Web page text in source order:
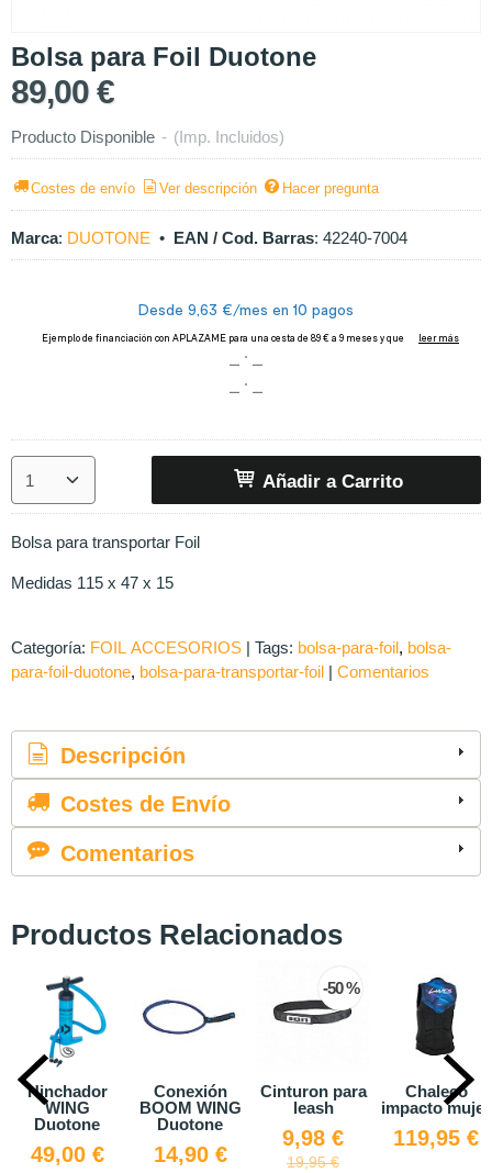
Bolsa para Foil Duotone
89,00 €
Producto Disponible - (Imp. Incluidos)
Costes de envío Ver descripción Hacer pregunta
Marca: DUOTONE • EAN / Cod. Barras: 42240-7004
Añadir a Carrito
Bolsa para transportar Foil
Medidas 115 x 47 x 15
Categoría: FOIL ACCESORIOS | Tags: bolsa-para-foil bolsa-
para-foil-duotone bolsa-para-transportar-foil | Comentarios
Descripción
Costes de Envío
Comentarios
Productos Relacionados
Hinchador
WING
Duotone
49,00 €
Conexión
BOOM WING
Duotone
14,90 €
-50 %
Cinturon para
leash
9,98 €
19,95 €
Chaleco
impacto mujer
119,95 €